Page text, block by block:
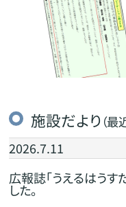
施設だより （最
2026.7.11
広報誌「うえるはう
した。